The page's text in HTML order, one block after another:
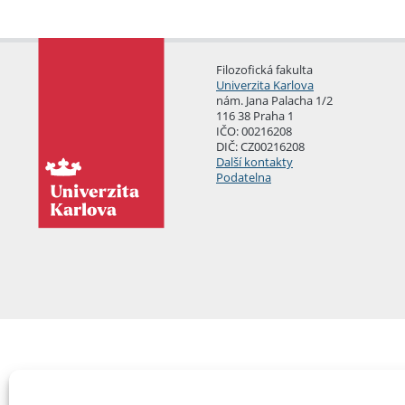
Filozofická fakulta
Univerzita Karlova
nám. Jana Palacha 1/2
116 38 Praha 1
IČO: 00216208
DIČ: CZ00216208
Další kontakty
Podatelna